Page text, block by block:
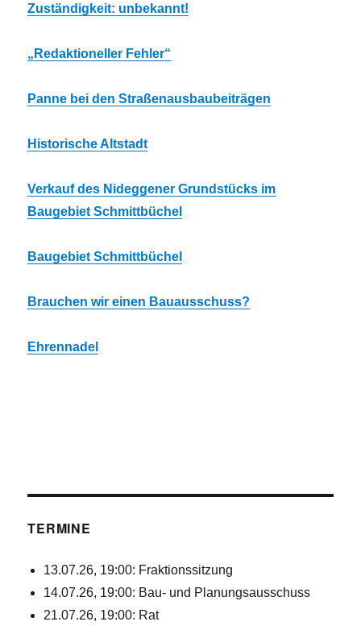
Zuständigkeit: unbekannt!
„Redaktioneller Fehler“
Panne bei den Straßenausbaubeiträgen
Historische Altstadt
Verkauf des Nideggener Grundstücks im
Baugebiet Schmittbüchel
Baugebiet Schmittbüchel
Brauchen wir einen Bauausschuss?
Ehrennadel
TERMINE
13.07.26, 19:00: Fraktionssitzung
14.07.26, 19:00: Bau- und Planungsausschuss
21.07.26, 19:00: Rat